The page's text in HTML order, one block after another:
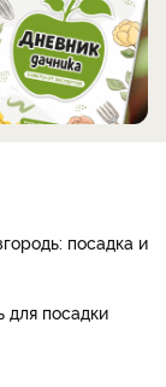
посадка и
для посадки